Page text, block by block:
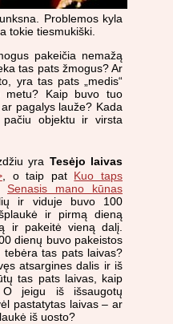
Problemos kyla
tokie tiesmukiški.
pakeičia nemažą
tas pats žmogus? Ar
yra tas pats „medis“
metu? Kaip buvo tuo
pagalys lauže? Kada
objektu ir virsta
yra Tesėjo laivas
, o taip pat Kuo taps
Senasis mano kūnas
ir viduje buvo 100
ir pirmą dieną
ir pakeitė vieną dalį.
dienų buvo pakeistos
tas pats laivas?
atsargines dalis ir iš
tas pats laivas, kaip
jeigu iš išsaugotų
pastatytas laivas – ar
iš uosto?